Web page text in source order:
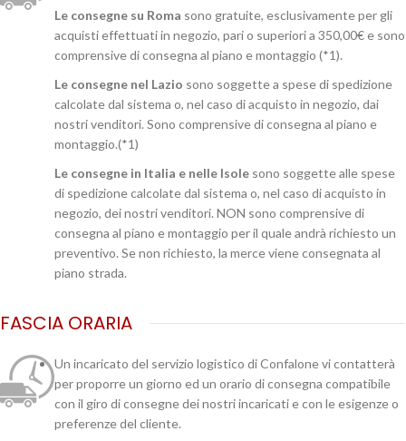
Le consegne su Roma sono gratuite, esclusivamente per gli
acquisti effettuati in negozio, pari o superiori a 350,00€ e sono
comprensive di consegna al piano e montaggio (*1).
Le consegne nel Lazio sono soggette a spese di spedizione
calcolate dal sistema o, nel caso di acquisto in negozio, dai
nostri venditori. Sono comprensive di consegna al piano e
montaggio.(*1)
Le consegne in Italia e nelle Isole sono soggette alle spese
di spedizione calcolate dal sistema o, nel caso di acquisto in
negozio, dei nostri venditori. NON sono comprensive di
consegna al piano e montaggio per il quale andrà richiesto un
preventivo. Se non richiesto, la merce viene consegnata al
piano strada.
FASCIA ORARIA
Un incaricato del servizio logistico di Confalone vi contatterà
per proporre un giorno ed un orario di consegna compatibile
con il giro di consegne dei nostri incaricati e con le esigenze o
preferenze del cliente.